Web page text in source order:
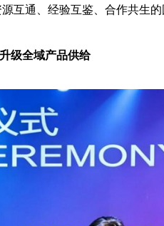
互通、经验互鉴、合作共生的
级全域产品供给